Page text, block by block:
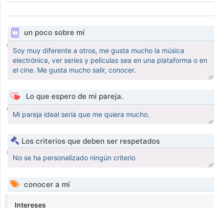
un poco sobre mí
Soy muy diferente a otros, me gusta mucho la música
electrónica, ver series y películas sea en una plataforma o en
el cine. Me gusta mucho salir, conocer.
Lo que espero de mi pareja.
Mi pareja ideal sería que me quiera mucho.
Los criterios que deben ser respetados
No se ha personalizado ningún criterio
conocer a mí
Intereses